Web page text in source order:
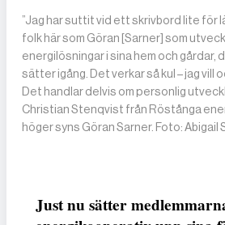
”Jag har suttit vid ett skrivbord lite för
folk här som Göran [Sarner] som
energilösningar i sina hem och gårdar,
sätter igång. Det verkar så kul – jag vill
Det handlar delvis om personlig
Christian Stenqvist från Röstånga
höger syns Göran Sarner. Foto: Abigail
Just nu sätter